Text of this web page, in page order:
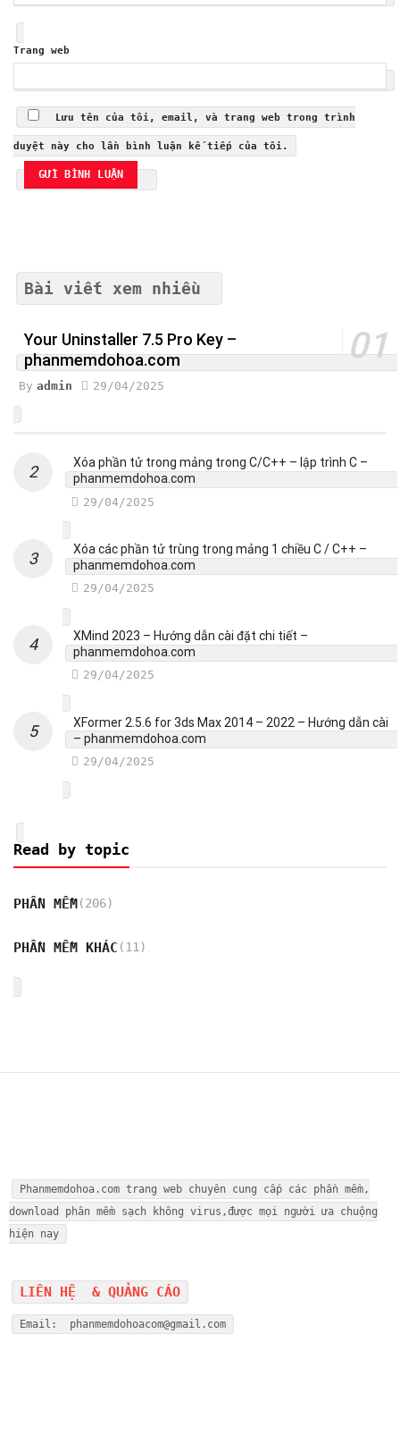
Trang web
Lưu tên của tôi, email, và trang web trong trình
duyệt này cho lần bình luận kế tiếp của tôi.
Bài viết xem nhiều
Your Uninstaller 7.5 Pro Key –
phanmemdohoa.com
By admin 29/04/2025
Xóa phần tử trong mảng trong C/C++ – lập trình C –
phanmemdohoa.com
29/04/2025
Xóa các phần tử trùng trong mảng 1 chiều C / C++ –
phanmemdohoa.com
29/04/2025
XMind 2023 – Hướng dẫn cài đặt chi tiết –
phanmemdohoa.com
29/04/2025
XFormer 2.5.6 for 3ds Max 2014 – 2022 – Hướng dẫn cài
– phanmemdohoa.com
29/04/2025
Read by topic
PHẦN MỀM(206)
PHẦN MỀM KHÁC (11)
Phanmemdohoa.com trang web chuyên cung cấp các phần mềm,
download phân mềm sạch không virus,được mọi người ưa chuộng
hiện nay
LIÊN HỆ & QUẢNG CÁO
Email: phanmemdohoacom@gmail.com